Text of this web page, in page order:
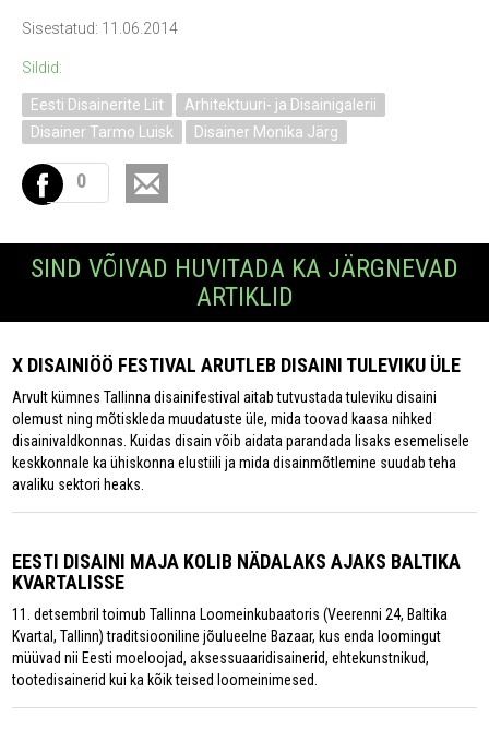
Sisestatud: 11.06.2014
Sildid:
Eesti Disainerite Liit
Arhitektuuri- ja Disainigalerii
Disainer Tarmo Luisk
Disainer Monika Järg
0
SIND VÕIVAD HUVITADA KA JÄRGNEVAD
ARTIKLID
X DISAINIÖÖ FESTIVAL ARUTLEB DISAINI TULEVIKU ÜLE
Arvult kümnes Tallinna disainifestival aitab tutvustada tuleviku disaini
olemust ning mõtiskleda muudatuste üle, mida toovad kaasa nihked
disainivaldkonnas. Kuidas disain võib aidata parandada lisaks esemelisele
keskkonnale ka ühiskonna elustiili ja mida disainmõtlemine suudab teha
avaliku sektori heaks.
EESTI DISAINI MAJA KOLIB NÄDALAKS AJAKS BALTIKA
KVARTALISSE
11. detsembril toimub Tallinna Loomeinkubaatoris (Veerenni 24, Baltika
Kvartal, Tallinn) traditsiooniline jõulueelne Bazaar, kus enda loomingut
müüvad nii Eesti moeloojad, aksessuaaridisainerid, ehtekunstnikud,
tootedisainerid kui ka kõik teised loomeinimesed.